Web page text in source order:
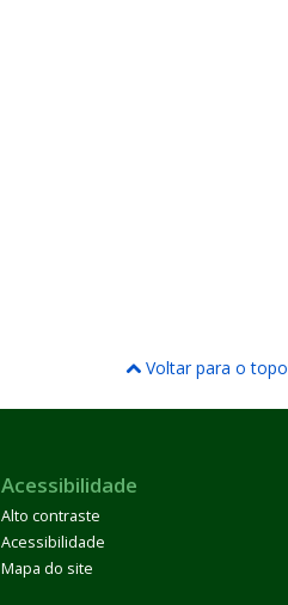
Voltar para o topo
Acessibilidade
Alto contraste
Acessibilidade
Mapa do site